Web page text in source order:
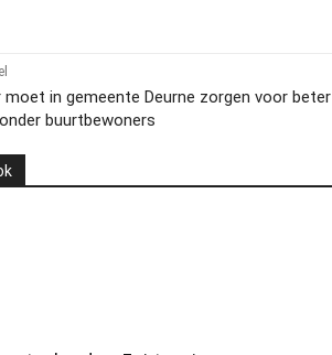
moet in gemeente Deurne zorgen voor beter
buurtbewoners